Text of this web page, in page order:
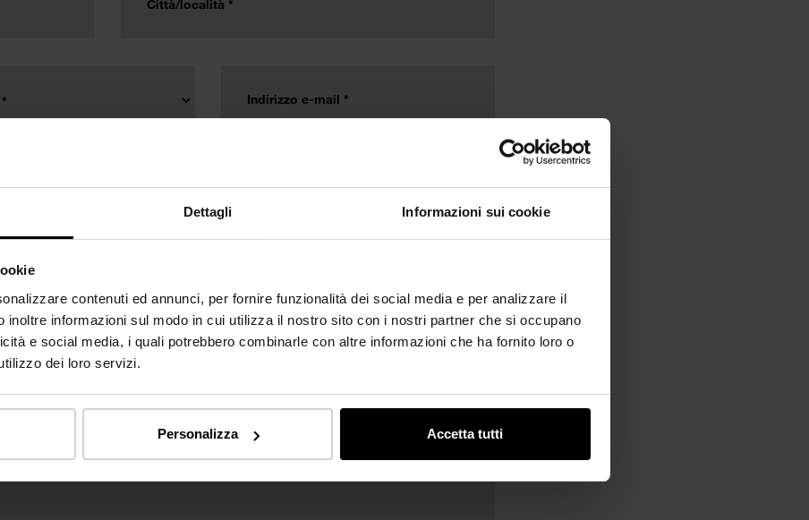
Dettagli Informazioni sui cookie
contenuti ed annunci, per fornire funzionalità dei social media e per analizzare il
inoltre informazioni sul modo in cui utilizza il nostro sito con i nostri partner che si occupano
e social media, i quali potrebbero combinarle con altre informazioni che ha fornito loro o
dei loro servizi.
Personalizza Accetta tutti